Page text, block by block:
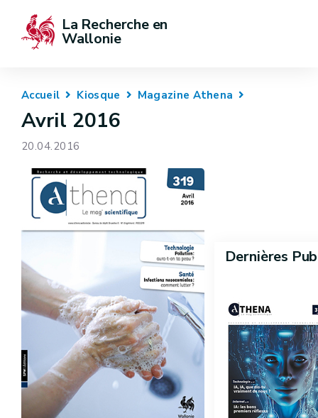
La Recherche en
Wallonie
Accueil Kiosque Magazine Athena
Avril 2016
20.04.2016
Dernières